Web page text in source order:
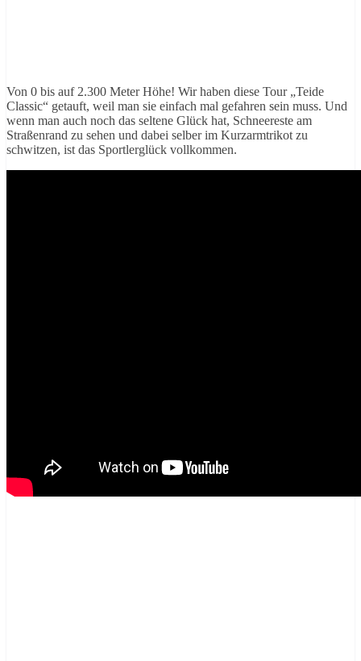
Von 0 bis auf 2.300 Meter Höhe! Wir haben diese Tour „Teide
Classic“ getauft, weil man sie einfach mal gefahren sein muss. Und
wenn man auch noch das seltene Glück hat, Schneereste am
Straßenrand zu sehen und dabei selber im Kurzarmtrikot zu
schwitzen, ist das Sportlerglück vollkommen.